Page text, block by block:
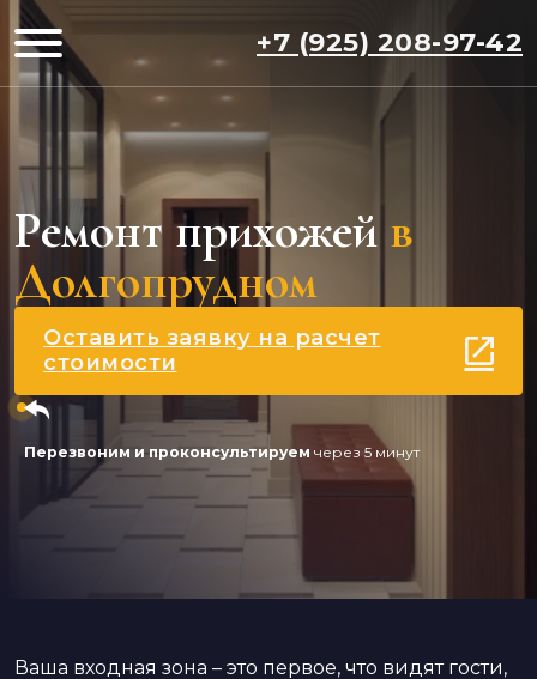
+7 (925) 208-97-42
Ремонт прихожей в
Долгопрудном
Оставить заявку на расчет
стоимости
Перезвоним и проконсультируем через 5 минут
Ваша входная зона – это первое, что видят гости,